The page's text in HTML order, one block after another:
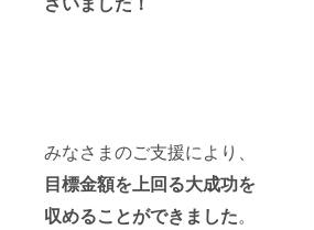
みなさまのご支援により、
目標金額を上回る大成功を
収めることができました。